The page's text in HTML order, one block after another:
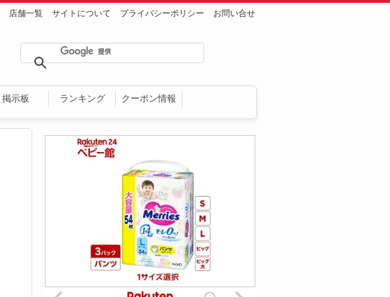
店舗一覧 サイトについて プライバシーポリシー お問い合せ
掲示板 ランキング クーポン情報